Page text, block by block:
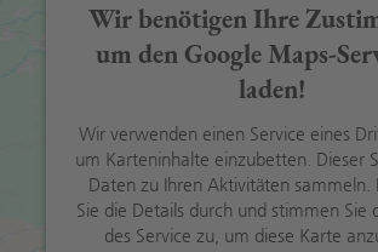
Wir benötigen Ihre
um den Google Maps-
laden!
Wir verwenden einen Service eines
um Karteninhalte einzubetten. Dieser
Daten zu Ihren Aktivitäten sammeln.
Sie die Details durch und stimmen Sie
des Service zu, um diese Karte